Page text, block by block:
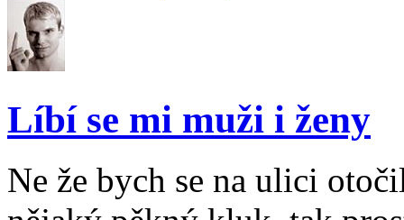
Líbí se mi muži i ženy
Ne že bych se na ulici